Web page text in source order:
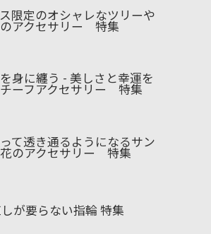
限定のオシャレなツリーや
アクセサリー 特集
身に纏う - 美しさと幸運を
ーフアクセサリー 特集
て透き通るようになるサン
のアクセサリー 特集
が要らない指輪 特集